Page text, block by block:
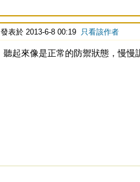
發表於 2013-6-8 00:19 只看該作者
聽起來像是正常的防禦狀態，慢慢